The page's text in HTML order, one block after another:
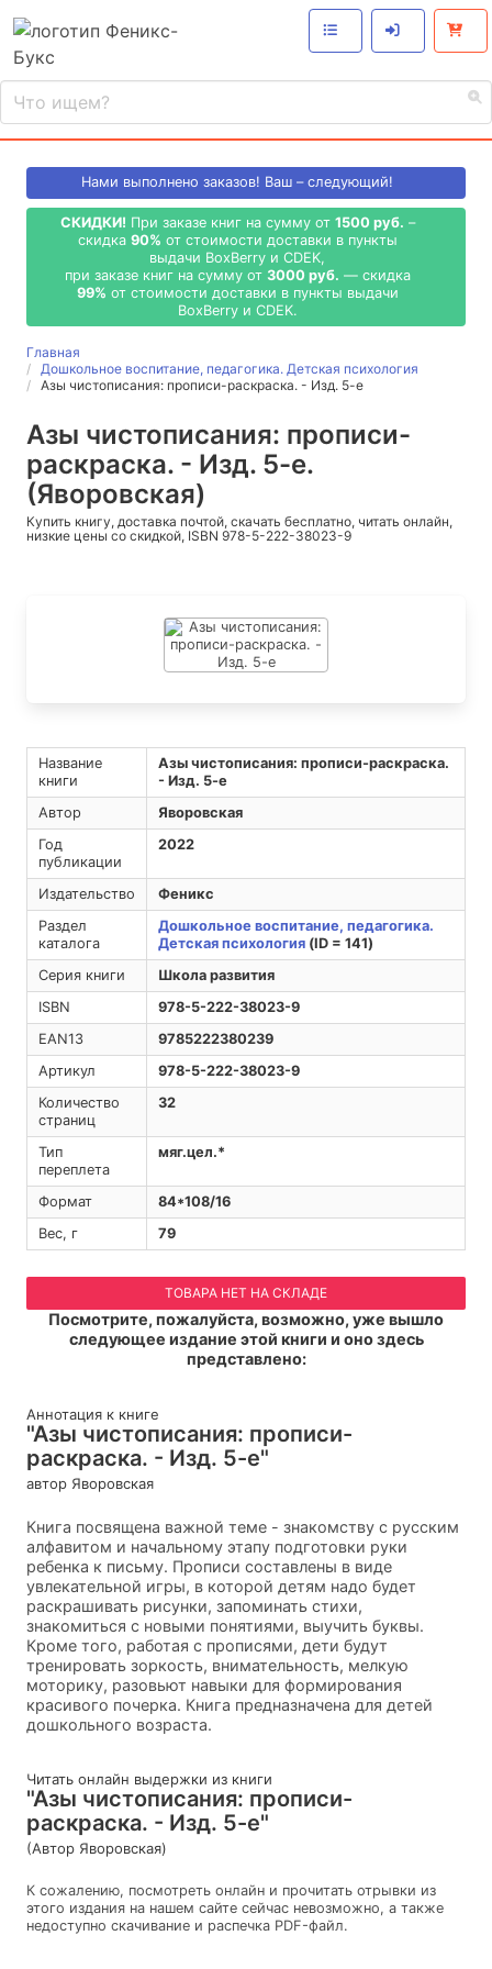
Нами выполнено заказов! Ваш – следующий!
СКИДКИ! При заказе книг на сумму от 1500 руб. –
скидка 90% от стоимости доставки в пункты
выдачи BoxBerry и CDEK,
при заказе книг на сумму от 3000 руб. — скидка
99% от стоимости доставки в пункты выдачи
BoxBerry и CDEK.
Главная
Дошкольное воспитание, педагогика. Детская психология
Азы чистописания: прописи-раскраска. - Изд. 5-е
Азы чистописания: прописи-
раскраска. - Изд. 5-е.
(Яворовская)
Купить книгу, доставка почтой, скачать бесплатно, читать онлайн,
низкие цены со скидкой, ISBN 978-5-222-38023-9
Название
книги
Азы чистописания: прописи-раскраска.
- Изд. 5-е
Автор
Яворовская
Год
публикации
2022
Издательство
Феникс
Раздел
каталога
Дошкольное воспитание, педагогика.
Детская психология(ID = 141)
Серия книги
Школа развития
ISBN
978-5-222-38023-9
EAN13
9785222380239
Артикул
978-5-222-38023-9
Количество
страниц
32
Тип
переплета
мяг.цел.*
Формат
84*108/16
Вес, г
79
ТОВАРА НЕТ НА СКЛАДЕ
Посмотрите, пожалуйста, возможно, уже вышло
следующее издание этой книги и оно здесь
представлено:
Аннотация к книге
"Азы чистописания: прописи-
раскраска. - Изд. 5-е"
автор Яворовская
Книга посвящена важной теме - знакомству с русским
алфавитом и начальному этапу подготовки руки
ребенка к письму. Прописи составлены в виде
увлекательной игры, в которой детям надо будет
раскрашивать рисунки, запоминать стихи,
знакомиться с новыми понятиями, выучить буквы.
Кроме того, работая с прописями, дети будут
тренировать зоркость, внимательность, мелкую
моторику, разовьют навыки для формирования
красивого почерка. Книга предназначена для детей
дошкольного возраста.
Читать онлайн выдержки из книги
"Азы чистописания: прописи-
раскраска. - Изд. 5-е"
(Автор Яворовская)
К сожалению, посмотреть онлайн и прочитать отрывки из
этого издания на нашем сайте сейчас невозможно, а также
недоступно скачивание и распечка PDF-файл.